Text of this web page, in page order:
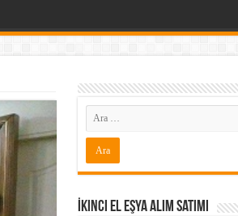
İkinci El Eşya Alım Satımı